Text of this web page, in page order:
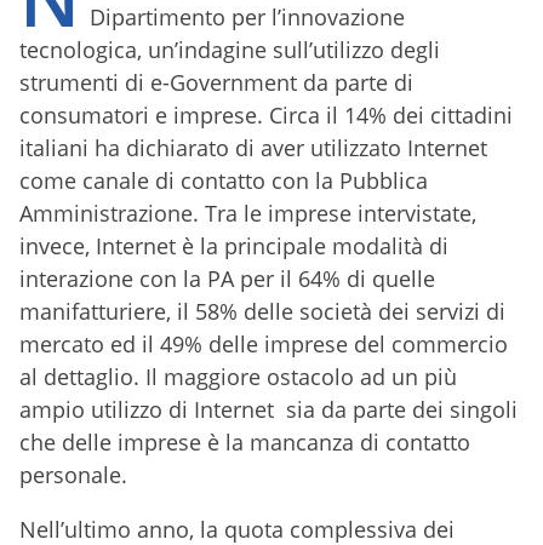
Dipartimento per l’innovazione
tecnologica, un’indagine sull’utilizzo degli
strumenti di e-Government da parte di
consumatori e imprese. Circa il 14% dei cittadini
italiani ha dichiarato di aver utilizzato Internet
come canale di contatto con la Pubblica
Amministrazione. Tra le imprese intervistate,
invece, Internet è la principale modalità di
interazione con la PA per il 64% di quelle
manifatturiere, il 58% delle società dei servizi di
mercato ed il 49% delle imprese del commercio
al dettaglio. Il maggiore ostacolo ad un più
ampio utilizzo di Internet sia da parte dei singoli
che delle imprese è la mancanza di contatto
personale.
Nell’ultimo anno, la quota complessiva dei